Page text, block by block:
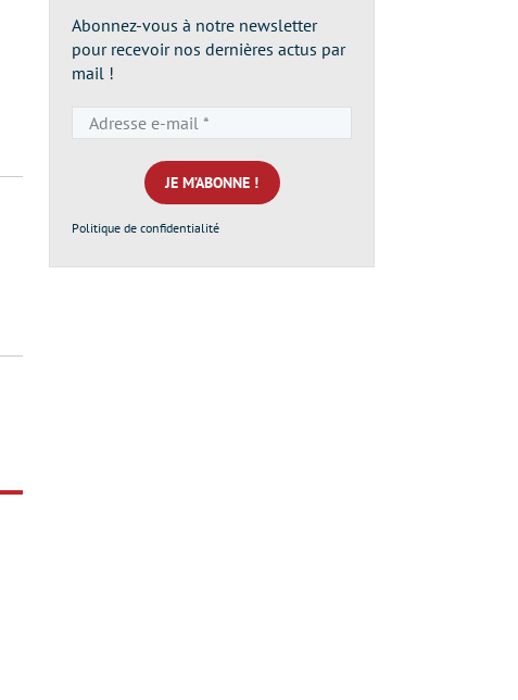
Abonnez-vous à notre newsletter
pour recevoir nos dernières actus par
mail !
e-
mail
*
Politique de confidentialité